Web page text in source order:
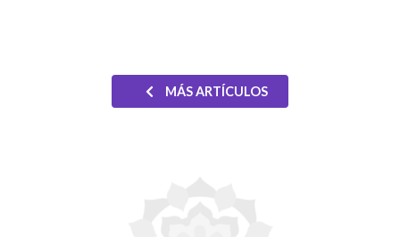
MÁS ARTÍCULOS